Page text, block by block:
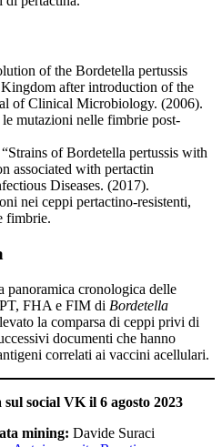
of the Bordetella pertussis
after introduction of the
of Clinical Microbiology. (2006).
mutazioni nelle fimbrie post-
of Bordetella pertussis with
associated with pertactin
Diseases. (2017).
nei ceppi pertactino-resistenti,
fimbrie.
panoramica cronologica delle
FHA e FIM di Bordetella
la comparsa di ceppi privi di
documenti che hanno
correlati ai vaccini acellulari.
social VK il 6 agosto 2023
mining: Davide Suraci